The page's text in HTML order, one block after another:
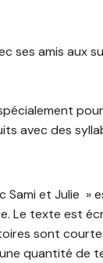
ses amis aux
avec des
Sami et Julie
Le texte est
sont
quantité de